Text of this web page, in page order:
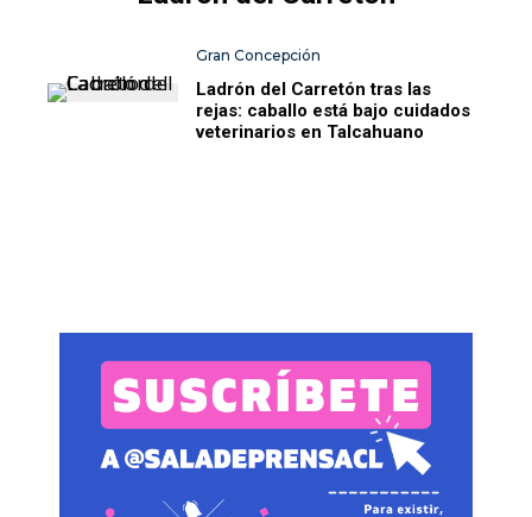
Gran Concepción
Ladrón del Carretón tras las
rejas: caballo está bajo cuidados
veterinarios en Talcahuano